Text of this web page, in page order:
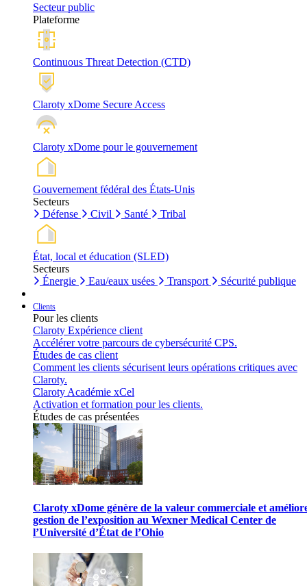
Secteur public
Plateforme
Continuous Threat Detection (CTD)
Claroty xDome Secure Access
Claroty xDome pour le gouvernement
Gouvernement fédéral des États-Unis
Secteurs
Défense
Civil Santé Tribal
État, local et éducation (SLED)
Secteurs
Énergie
Eau/eaux usées Transport Sécurité publique
Clients
Pour les clients
Claroty Expérience client
Accélérer votre parcours de cybersécurité CPS.
Études de cas client
Comment les clients sécurisent leurs opérations critiques avec
Claroty.
Claroty Académie xCel
Activation et formation pour les clients.
Études de cas présentées
Claroty xDome génère de la valeur commerciale et
gestion de l’exposition au Wexner Medical Center de
l’Université d’État de l’Ohio